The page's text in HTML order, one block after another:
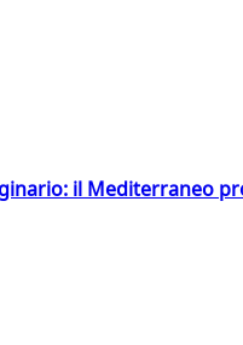
il Mediterraneo